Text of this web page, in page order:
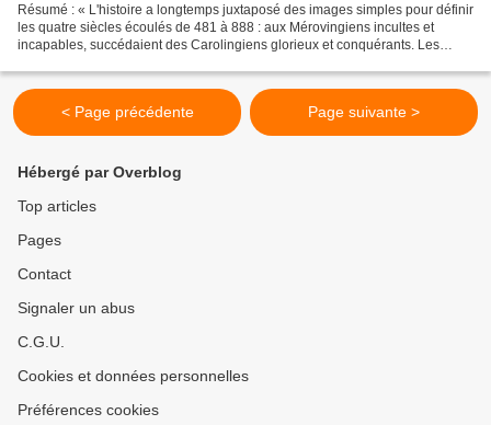
Résumé : « L'histoire a longtemps juxtaposé des images simples pour définir
les quatre siècles écoulés de 481 à 888 : aux Mérovingiens incultes et
incapables, succédaient des Carolingiens glorieux et conquérants. Les
< Page précédente Page suivante >
Hébergé par Overblog
Top articles
Pages
Contact
Signaler un abus
C.G.U.
Cookies et données personnelles
Préférences cookies